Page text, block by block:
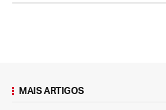
MAIS ARTIGOS